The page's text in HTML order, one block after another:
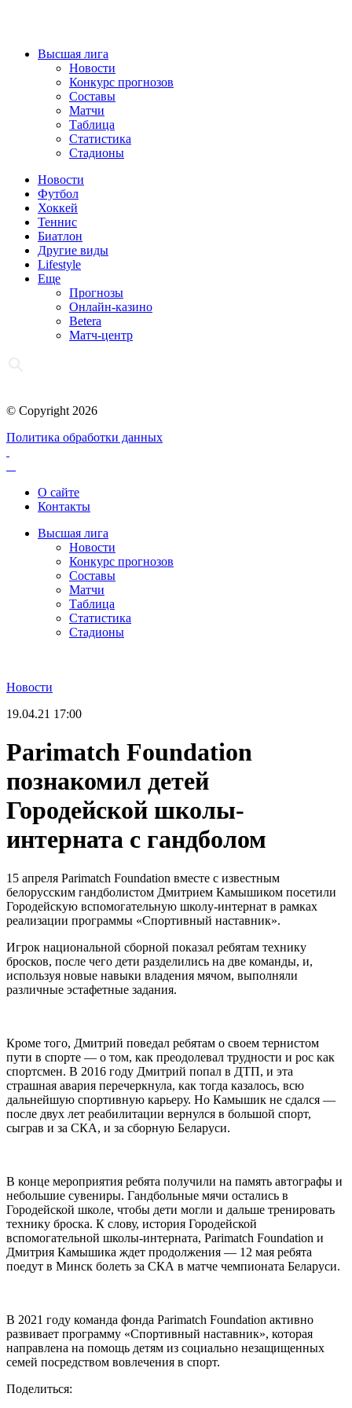
Высшая лига
Новости
Конкурс прогнозов
Составы
Матчи
Таблица
Статистика
Стадионы
Новости
Футбол
Хоккей
Теннис
Биатлон
Другие виды
Lifestyle
Еще
Прогнозы
Онлайн-казино
Betera
Матч-центр
© Copyright 2026
Политика обработки данных
О сайте
Контакты
Высшая лига
Новости
Конкурс прогнозов
Составы
Матчи
Таблица
Статистика
Стадионы
Новости
19.04.21 17:00
Parimatch Foundation
познакомил детей
Городейской школы-
интерната с гандболом
15 апреля Parimatch Foundation вместе с известным
белорусским гандболистом Дмитрием Камышиком посетили
Городейскую вспомогательную школу-интернат в рамках
реализации программы «Спортивный наставник».
Игрок национальной сборной показал ребятам технику
бросков, после чего дети разделились на две команды, и,
используя новые навыки владения мячом, выполняли
различные эстафетные задания.
Кроме того, Дмитрий поведал ребятам о своем тернистом
пути в спорте — о том, как преодолевал трудности и рос как
спортсмен. В 2016 году Дмитрий попал в ДТП, и эта
страшная авария перечеркнула, как тогда казалось, всю
дальнейшую спортивную карьеру. Но Камышик не сдался —
после двух лет реабилитации вернулся в большой спорт,
сыграв и за СКА, и за сборную Беларуси.
В конце мероприятия ребята получили на память автографы и
небольшие сувениры. Гандбольные мячи остались в
Городейской школе, чтобы дети могли и дальше тренировать
технику броска. К слову, история Городейской
вспомогательной школы-интерната, Parimatch Foundation и
Дмитрия Камышика ждет продолжения — 12 мая ребята
поедут в Минск болеть за СКА в матче чемпионата Беларуси.
В 2021 году команда фонда Parimatch Foundation активно
развивает программу «Спортивный наставник», которая
направлена на помощь детям из социально незащищенных
семей посредством вовлечения в спорт.
Поделиться: